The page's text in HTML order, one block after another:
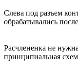
Слева под разъем
обрабатывались
Расчлененка не
принципиальная